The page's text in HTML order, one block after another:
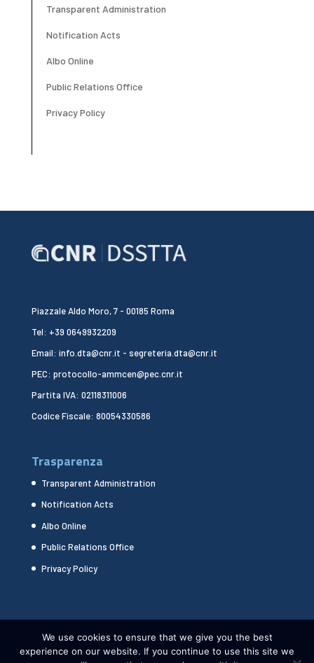
Transparent Administration
Notification Acts
Albo Online
Public Relations Office
Privacy Policy
Piazzale Aldo Moro, 7 - 00185 Roma
Tel: +39 0649932209
Email: info.dta@cnr.it - segreteria.dta@cnr.it
PEC: protocollo-ammcen@pec.cnr.it
Partita IVA: 02118311006
Codice Fiscale: 80054330586
Trasparenza
Transparent Administration
Notification Acts
Albo Online
Public Relations Office
Privacy Policy
We use cookies to ensure that we give you the best
experience on our website. If you continue to use this site we